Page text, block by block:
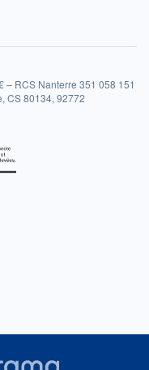
– RCS Nanterre 351 058 151
CS 80134, 92772